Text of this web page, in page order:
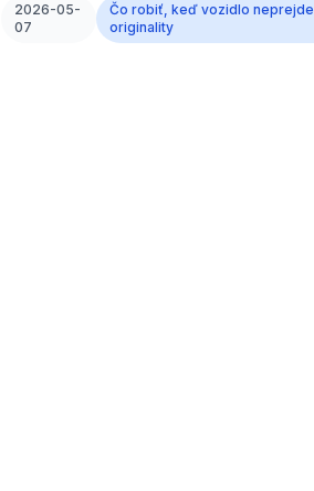
2026-05-
07
Čo robiť, keď vozidlo
originality